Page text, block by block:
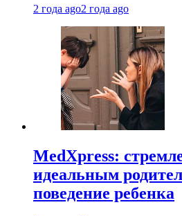
2 года ago2 года ago
MedXpress:
идеальным
поведение ребенка